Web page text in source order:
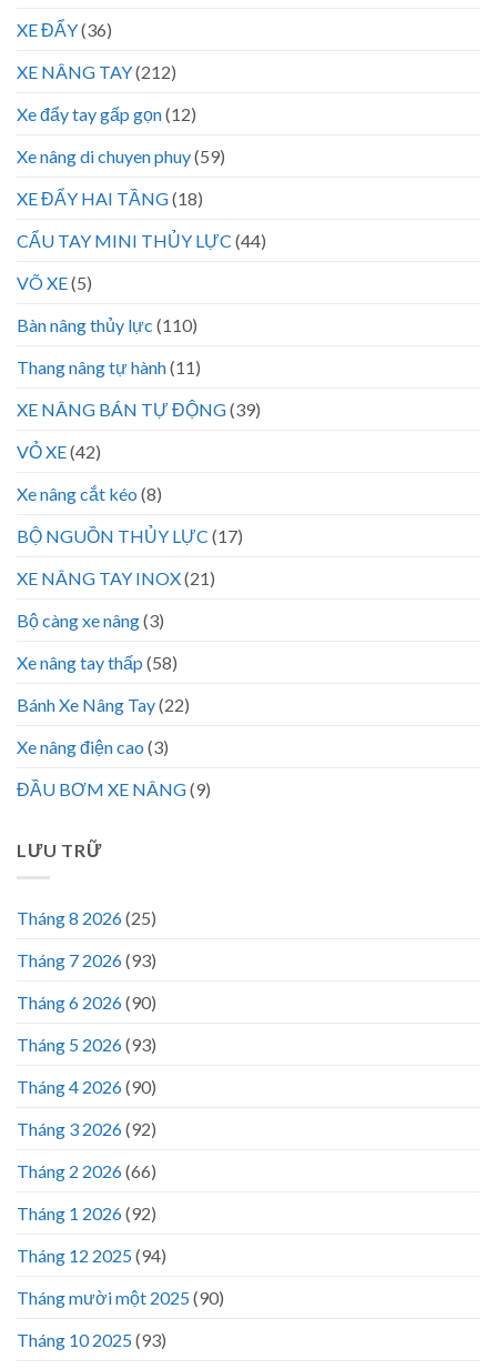
XE ĐẨY(36)
XE NÂNG TAY(212)
Xe đẩy tay gấp gọn(12)
Xe nâng di chuyen phuy(59)
XE ĐẨY HAI TẦNG(18)
CẨU TAY MINI THỦY LỰC (44)
VÕ XE(5)
Bàn nâng thủy lực (110)
Thang nâng tự hành(11)
XE NÂNG BÁN TỰ ĐỘNG(39)
VỎ XE(42)
Xe nâng cắt kéo (8)
BỘ NGUỒN THỦY LỰC (17)
XE NÂNG TAY INOX(21)
Bộ càng xe nâng(3)
Xe nâng tay thấp (58)
Bánh Xe Nâng Tay(22)
Xe nâng điện cao (3)
ĐẦU BƠM XE NÂNG(9)
LƯU TRỮ
Tháng 8 2026(25)
Tháng 7 2026(93)
Tháng 6 2026(90)
Tháng 5 2026(93)
Tháng 4 2026(90)
Tháng 3 2026(92)
Tháng 2 2026(66)
Tháng 1 2026(92)
Tháng 12 2025(94)
Tháng mười một 2025(90)
Tháng 10 2025(93)